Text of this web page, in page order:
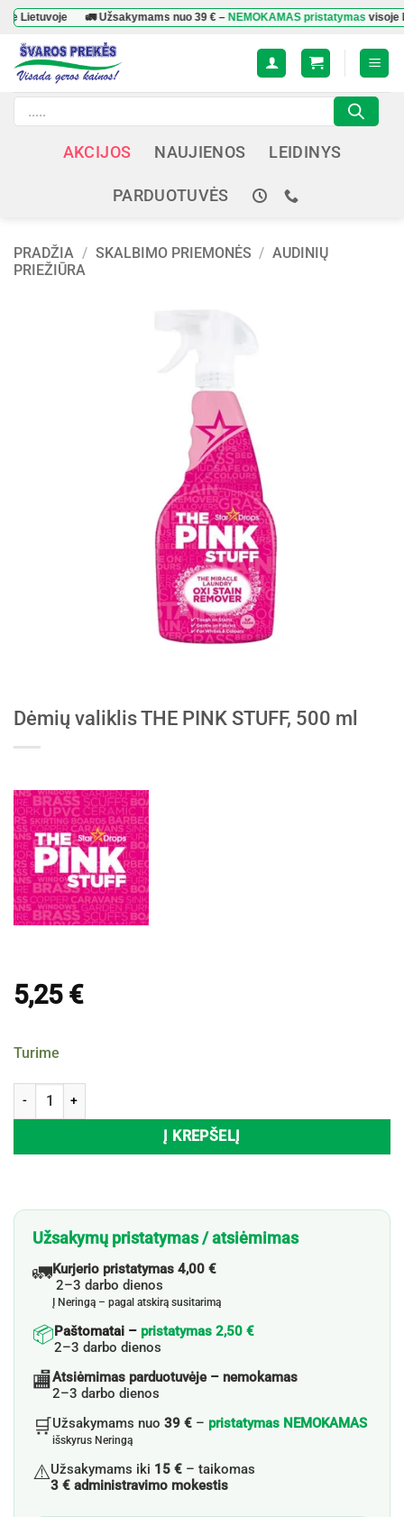
Skip
content
🚛 Užsakymams nuo39 €–NEMOKAMAS pristatymasvisoje
Products
search
AKCIJOS NAUJIENOS LEIDINYS
PARDUOTUVĖS
PRADŽIA / SKALBIMO PRIEMONĖS / AUDINIŲ
PRIEŽIŪRA
Dėmių valiklis THE PINK STUFF, 500 ml
5,25 €
Turime
produkto kiekis: Dėmių valiklis THE PINK STUFF, 500 ml
Į KREPŠELĮ
Užsakymų pristatymas / atsiėmimas
🚛Kurjerio pristatymas 4,00 €
2–3 darbo dienos
Į Neringą – pagal atskirą susitarimą
📦Paštomatai – pristatymas 2,50 €
2–3 darbo dienos
🏬Atsiėmimas parduotuvėje – nemokamas
2–3 darbo dienos
🛒Užsakymams nuo 39 € – pristatymas NEMOKAMAS
išskyrus Neringą
⚠️Užsakymams iki 15 € – taikomas
3 € administravimo mokestis